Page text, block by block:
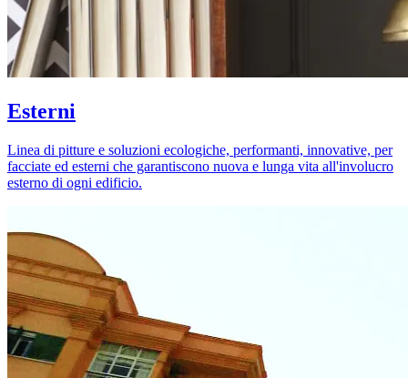
Esterni
Linea di pitture e soluzioni ecologiche, performanti, innovative, per
facciate ed esterni che garantiscono nuova e lunga vita all'involucro
esterno di ogni edificio.